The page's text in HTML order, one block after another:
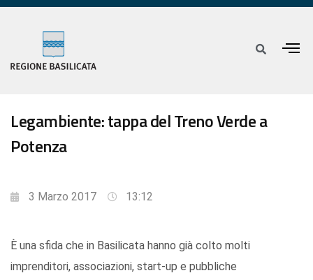
Legambiente: tappa del Treno Verde a
Potenza
3 Marzo 2017 13:12
È una sfida che in Basilicata hanno già colto molti
imprenditori, associazioni, start-up e pubbliche